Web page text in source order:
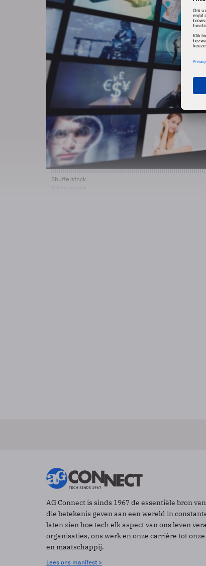
Shutterstock
AG Connect is sinds 1967 de essentiële bron
die betekenis geven aan een wereld in
laten zien hoe tech elk aspect van ons leven
organisaties, ons werk en onze carrière tot
en maatschappij.
Lees ons manifest >